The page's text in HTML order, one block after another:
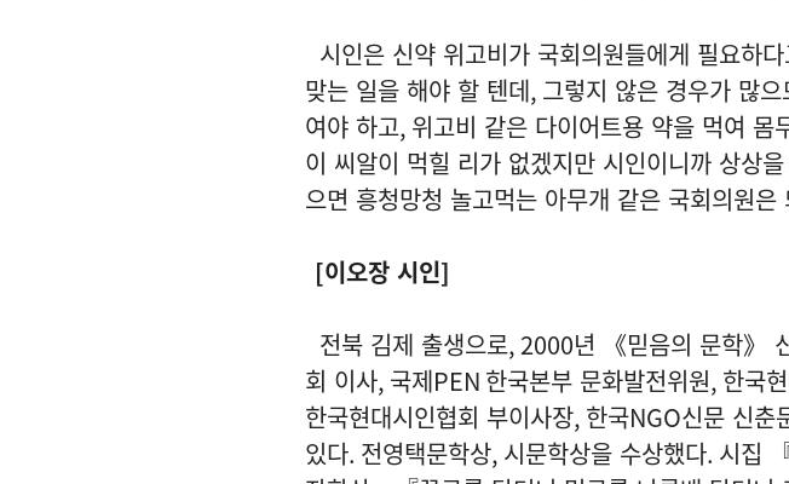
시인은 신약 위고비가 국회의원들에게 필요하
맞는 일을 해야 할 텐데, 그렇지 않은 경우가 많
여야 하고, 위고비 같은 다이어트용 약을 먹여 몸
이 씨알이 먹힐 리가 없겠지만 시인이니까 상상
으면 흥청망청 놀고먹는 아무개 같은 국회의원
[이오장 시인]
전북 김제 출생으로, 2000년 《믿음의 문학》
회 이사, 국제PEN 한국본부 문화발전위원, 한국
한국현대시인협회 부이사장, 한국NGO신문 신춘
있다. 전영택문학상, 시문학상을 수상했다. 시집